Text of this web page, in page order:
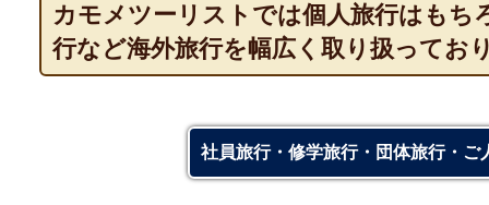
カモメツーリストでは個人旅行はもち
行など海外旅行を幅広く取り扱ってお
社員旅行・修学旅行・団体旅行・